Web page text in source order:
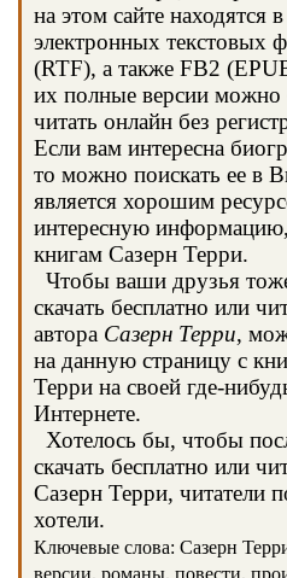
на этом сайте находятся
электронных текстовых
(RTF), а также FB2
их полные версии можно
читать онлайн без
Если вам интересна
то можно поискать ее в
является хорошим
интересную
книгам Сазерн Терри.
Чтобы ваши друзья
скачать бесплатно или
автора Сазерн Терри,
на данную страницу с
Терри на своей где-
Интернете.
Хотелось бы, чтобы
скачать бесплатно или
Сазерн Терри, читатели
хотели.
Ключевые слова: Сазерн
версии, романы, повести,